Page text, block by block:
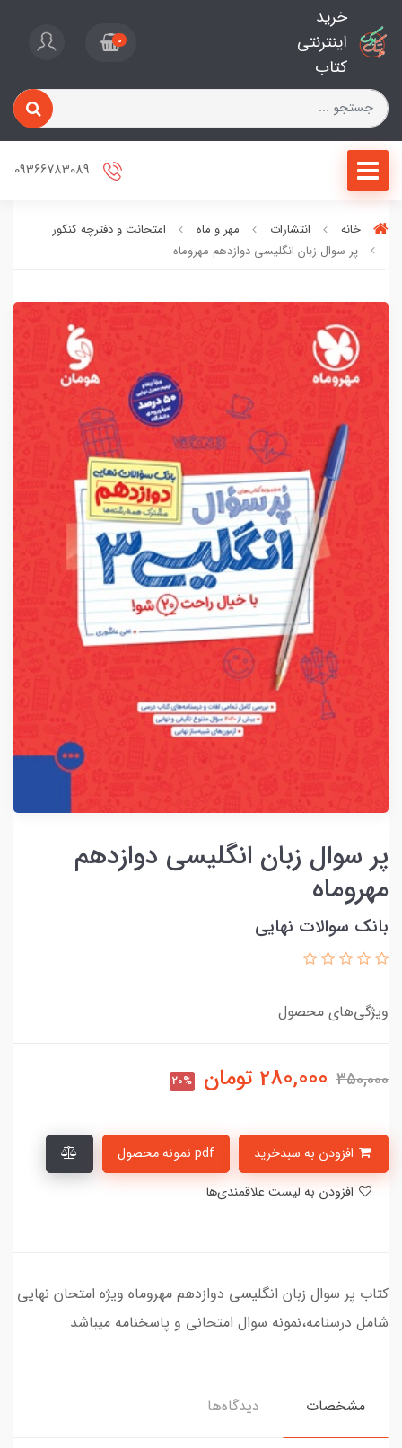
خرید
اینترنتی
کتاب
0
خانه انتشارات مهر و ماه
امتحانت و دفترچه کنکور
پر سوال زبان انگلیسی دوازدهم مهروماه
پر سوال زبان انگلیسی دوازدهم
مهروماه
بانک سوالات نهایی
ویژگی‌های محصول
350,000
280,000 تومان 20%
pdf نمونه محصول
کتاب پر سوال زبان انگلیسی دوازدهم مهروماه ویژه امتحان نهایی
شامل درسنامه،نمونه سوال امتحانی و پاسخنامه میباشد
مشخصات دیدگاه‌ها